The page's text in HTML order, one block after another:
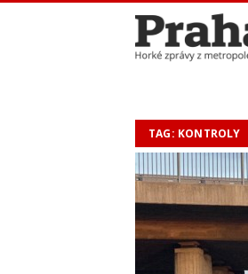
TAG: KONTROLY